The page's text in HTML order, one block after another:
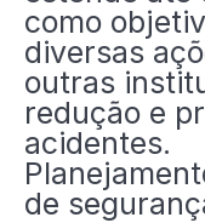
como
diversas
outras
redução e
acidentes.
de